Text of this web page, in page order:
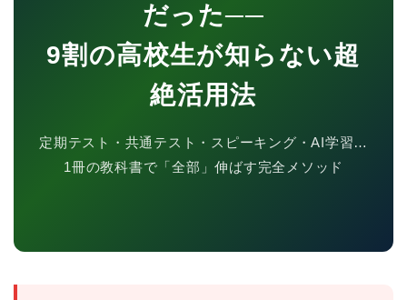
だった──
9割の高校生が知らない超
絶活用法
定期テスト・共通テスト・スピーキング・AI学習…
1冊の教科書で「全部」伸ばす完全メソッド